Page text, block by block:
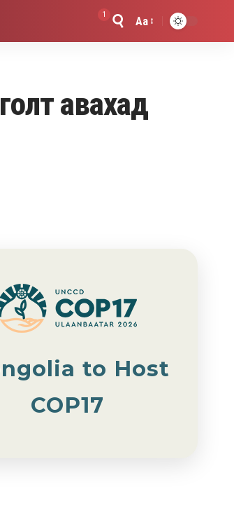
1
Font
Aa
авахад
to Host
COP17